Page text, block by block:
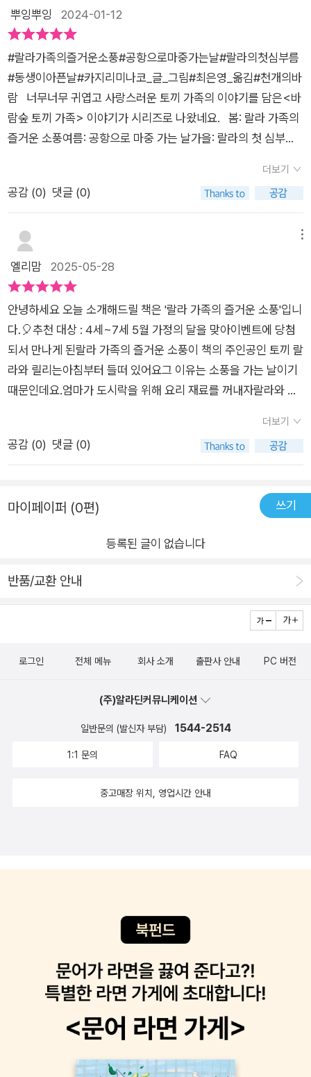
라 가족의 이야기는 물론, 그림 속 등장하는 동물들을 통해 계절
에 따른 다양한 활동을 살펴보는 재미를 줍니다. 단순히 사계절
자연 풍경만 소개하는 게 아니라 계절에 따른 다양한 생활상을 그
림으로써, 독자가 보다 계절의 차이를 이해할 수 있도록 만들었습
니다. 또, <바람숲 토끼 가족> 시리즈를 통해 독자는 자연환경이
생활에 미치는 영향과 중요성을 깨달을 수 있습니다.
뿌잉뿌잉 2024-01-12
#랄라가족의즐거운소풍#공항으로마중가는날#랄라의첫심부름
#동생이아픈날#카지리미나코_글_그림#최은영_옮김#천개의바
람 너무너무 귀엽고 사랑스러운 토끼 가족의 이야기를 담은<바
람숲 토끼 가족> 이야기가 시리즈로 나왔네요. 봄: 랄라 가족의
즐거운 소풍여름: 공항으로 마중 가는 날가을: 랄라의 첫 심부름
담아내고가족과 자매간의 사랑을 보여주고 있어요.또 들판, 공항,
숲속, 병원 등 다양한 장소들을 통해그곳을 이용하는 사람들의 모
는 방법과 안전을 챙길 수 있도록자연스럽게 보여줍니다.그리고
어려움이 생길 때 서로 도움을 주고 받는 것이자연스러운 일임을
깨닫게 해줘요.물론 어려운 일에 도전하고 성공하는용기와 기쁨
만나는 누구에게나 기쁨을 주기에 충분해요.사랑스러운 랄라와
가족들을 통해 일상 생활에서 만나는 다양한 경험들을 미리 경험
하게 될거예요. 기분이 우울한 날 이 책을 꺼내면저절로 기분이
풀릴 것 같아요~~
더보기
공감 (0) 댓글 (0)
엘리맘 2025-05-28
안녕하세요 오늘 소개해드릴 책은 '랄라 가족의 즐거운 소풍'입니
다.🎈추천 대상 : 4세~7세 5월 가정의 달을 맞아이벤트에 당첨
되서 만나게 된랄라 가족의 즐거운 소풍이 책의 주인공인 토끼 랄
라와 릴리는아침부터 들떠 있어요그 이유는 소풍을 가는 날이기
때문인데요.엄마가 도시락을 위해 요리 재료를 꺼내자랄라와 릴
레 잎에 잼을 발라 끼운 당근 샌드위치 등등가방 속에 넣고 출발
합니다.봄소풍이 신나 노래를 부르며 가고언덕을 지나 꽃놀이도
다.과연 릴리를 찾을 수 있을까요?이 그림책은 사계절의 특징을
나타낸 그림책으로시리즈 별로 각 계절의 특징이 나타납니다.소
소중한 시간이 그려진 따뜻한 그림책이라엘리가 더 좋아하는 것
더보기
공감 (0) 댓글 (0)
마이페이퍼 (0편) 쓰기
등록된 글이 없습니다
반품/교환 안내
로그인 전체 메뉴 회사 소개 출판사 안내 PC 버전
(주)알라딘커뮤니케이션
일반문의 (발신자 부담) 1544-2514
1:1 문의 FAQ
중고매장 위치, 영업시간 안내